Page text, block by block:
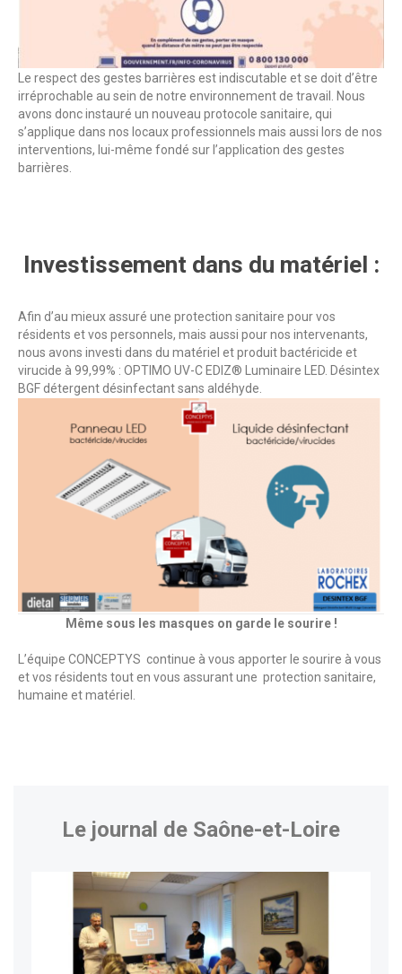
Le respect des gestes barrières est indiscutable et se doit d’être
irréprochable au sein de notre environnement de travail. Nous
avons donc instauré un nouveau protocole sanitaire, qui
s’applique dans nos locaux professionnels mais aussi lors de nos
interventions, lui-même fondé sur l’application des gestes
barrières.
Investissement dans du matériel :
Afin d’au mieux assuré une protection sanitaire pour vos
résidents et vos personnels, mais aussi pour nos intervenants,
nous avons investi dans du matériel et produit bactéricide et
virucide à 99,99% : OPTIMO UV-C EDIZ® Luminaire LED. Désintex
BGF détergent désinfectant sans aldéhyde.
Même sous les masques on garde le sourire !
L’équipe CONCEPTYS continue à vous apporter le sourire à vous
et vos résidents tout en vous assurant une protection sanitaire,
humaine et matériel.
Le journal de Saône-et-Loire